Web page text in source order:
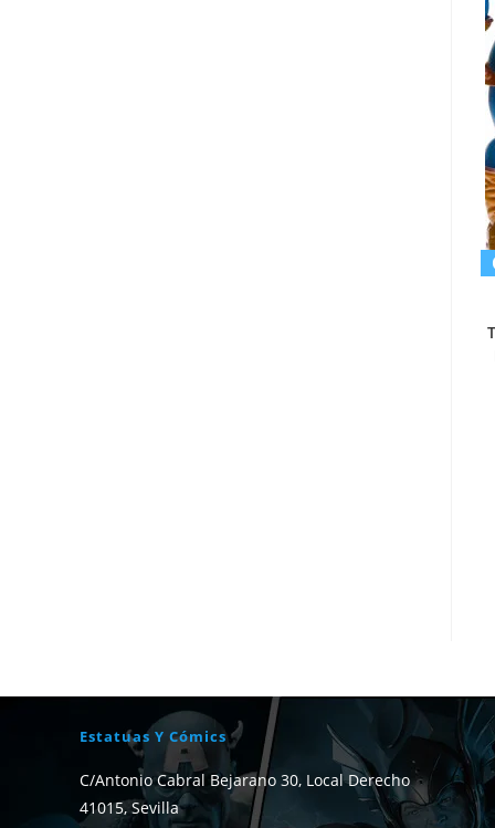
Estatuas Y Cómics
C/Antonio Cabral Bejarano 30, Local Derecho
41015, Sevilla